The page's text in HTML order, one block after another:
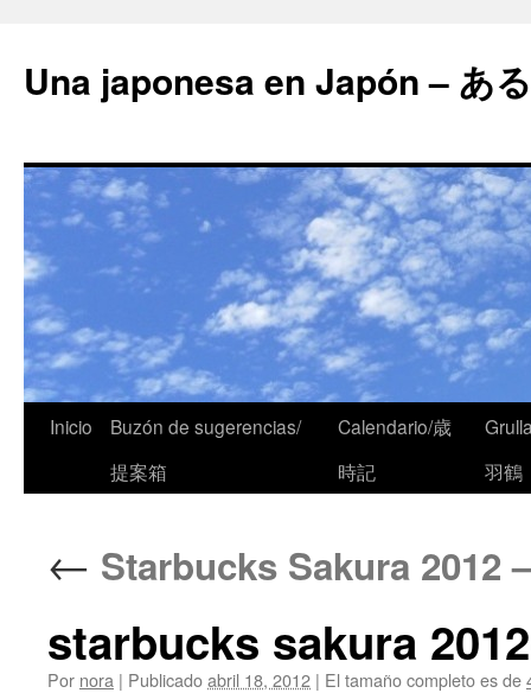
Una japonesa en Japón – あ
Inicio
Buzón de sugerencias/
提案箱
Calendario/歳
時記
羽鶴
← Starbucks Sakura 2012
starbucks sakura
Por nora | Publicadoabril 18, 2012 | El tamaño completo es de